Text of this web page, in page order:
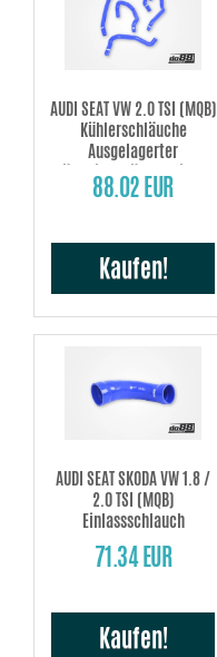
AUDI SEAT VW 2.0 TSI (MQB)
Kühlerschläuche
Ausgelagerter
Kühlmittelkühler (Links)
88.02 EUR
Kaufen!
AUDI SEAT SKODA VW 1.8 /
2.0 TSI (MQB)
Einlassschlauch
71.34 EUR
Kaufen!